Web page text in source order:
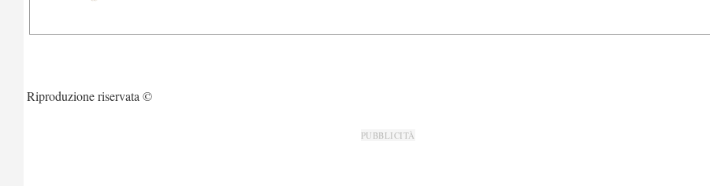
Riproduzione riservata ©
PUBBLICITÀ